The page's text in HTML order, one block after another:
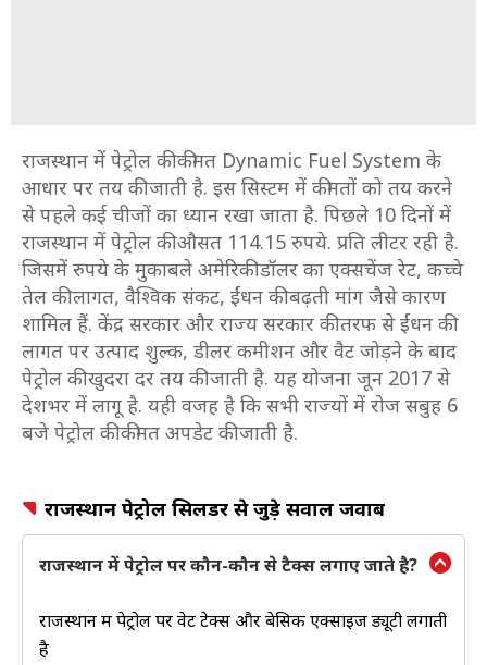
राजस्थान में पेट्रोल की कीमत Dynamic Fuel System के
आधार पर तय की जाती है. इस सिस्टम में कीमतों को तय करने
से पहले कई चीजों का ध्यान रखा जाता है. पिछले 10 दिनों में
राजस्थान में पेट्रोल की औसत 114.15 रुपये. प्रति लीटर रही है.
जिसमें रुपये के मुकाबले अमेरिकी डॉलर का एक्सचेंज रेट, कच्चे
तेल की लागत, वैश्विक संकट, ईंधन की बढ़ती मांग जैसे कारण
शामिल हैं. केंद्र सरकार और राज्य सरकार की तरफ से ईंधन की
लागत पर उत्पाद शुल्क, डीलर कमीशन और वैट जोड़ने के बाद
पेट्रोल की खुदरा दर तय की जाती है. यह योजना जून 2017 से
देशभर में लागू है. यही वजह है कि सभी राज्यों में रोज सबुह 6
बजे पेट्रोल की कीमत अपडेट की जाती है.
राजस्थान पेट्रोल सिलेंडर से जुड़े सवाल जवाब
राजस्थान में पेट्रोल पर कौन-कौन से टैक्स लगाए जाते है?
राजस्थान में पेट्रोल पर वेट टेक्स और बेसिक एक्साइज ड्यूटी लगाती
है